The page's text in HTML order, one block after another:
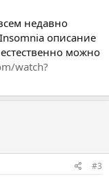
недавно
описание
можно
watch?
#3